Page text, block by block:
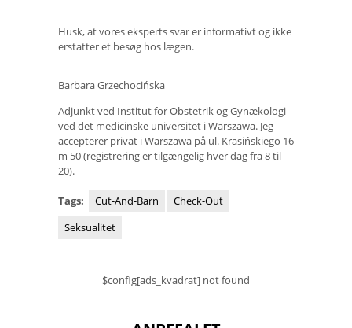
Husk, at vores eksperts svar er informativt og ikke
erstatter et besøg hos lægen.
Barbara Grzechocińska
Adjunkt ved Institut for Obstetrik og Gynækologi
ved det medicinske universitet i Warszawa. Jeg
accepterer privat i Warszawa på ul. Krasińskiego 16
m 50 (registrering er tilgængelig hver dag fra 8 til
20).
Tags: Cut-And-Barn
Check-Out
Seksualitet
$config[ads_kvadrat] not found